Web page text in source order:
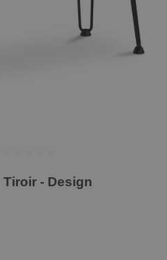
- Design